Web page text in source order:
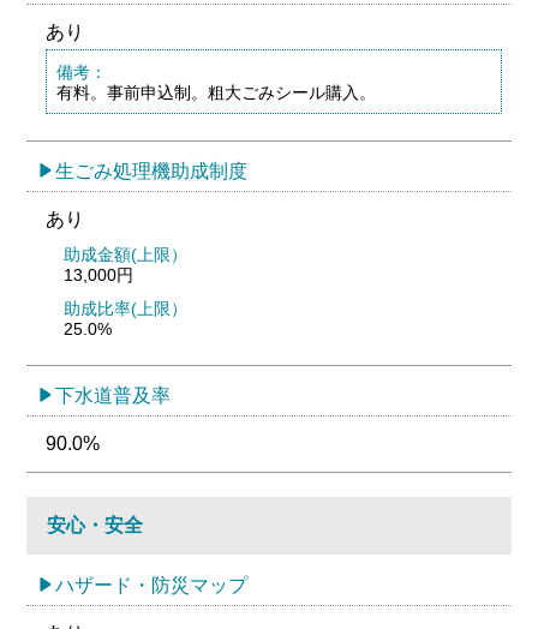
あり
備考：
有料。事前申込制。粗大ごみシール購入。
生ごみ処理機助成制度
あり
助成金額(上限）
13,000円
助成比率(上限）
25.0%
下水道普及率
90.0%
安心・安全
ハザード・防災マップ